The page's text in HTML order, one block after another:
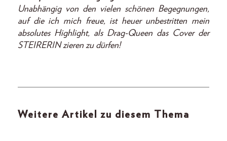
Unabhängig von den vielen schönen Begegnungen,
auf die ich mich freue, ist heuer unbestritten mein
absolutes Highlight, als Drag-Queen das Cover der
STEIRERIN zieren zu dürfen!
Weitere Artikel zu diesem Thema